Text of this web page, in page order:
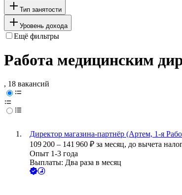
Тип занятости
Уровень дохода
Ещё фильтры
Работа медицинским
, 18 вакансий
Директор магазина-партнёр (Артем, 1-я
109 200 – 141 960 ₽ за месяц, до вычета
Опыт 1-3 года
Выплаты: Два раза в месяц